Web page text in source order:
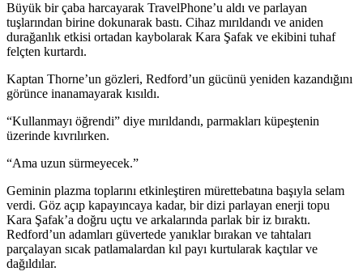
Büyük bir çaba harcayarak TravelPhone’u aldı ve parlayan
tuşlarından birine dokunarak bastı. Cihaz mırıldandı ve aniden
durağanlık etkisi ortadan kaybolarak Kara Şafak ve ekibini tuhaf
felçten kurtardı.
Kaptan Thorne’un gözleri, Redford’un gücünü yeniden kazandığını
görünce inanamayarak kısıldı.
“Kullanmayı öğrendi” diye mırıldandı, parmakları küpeştenin
üzerinde kıvrılırken.
“Ama uzun sürmeyecek.”
Geminin plazma toplarını etkinleştiren mürettebatına başıyla selam
verdi. Göz açıp kapayıncaya kadar, bir dizi parlayan enerji topu
Kara Şafak’a doğru uçtu ve arkalarında parlak bir iz bıraktı.
Redford’un adamları güvertede yanıklar bırakan ve tahtaları
parçalayan sıcak patlamalardan kıl payı kurtularak kaçtılar ve
dağıldılar.